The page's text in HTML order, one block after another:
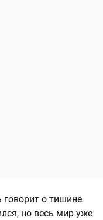
говорит о тишине
но весь мир уже